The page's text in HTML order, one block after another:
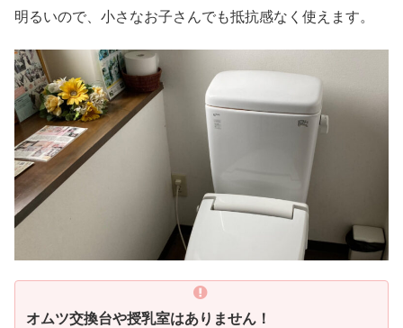
明るいので、小さなお子さんでも抵抗感なく使えます。
オムツ交換台や授乳室はありません！